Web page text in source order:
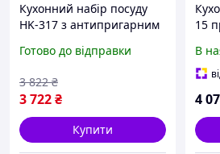
Кухонний набір посуду
HK-317 з антипригарним
сковорода-гриль і набір
Готово до відправки
3 722₴
3 822 ₴
Купити
15
В
4